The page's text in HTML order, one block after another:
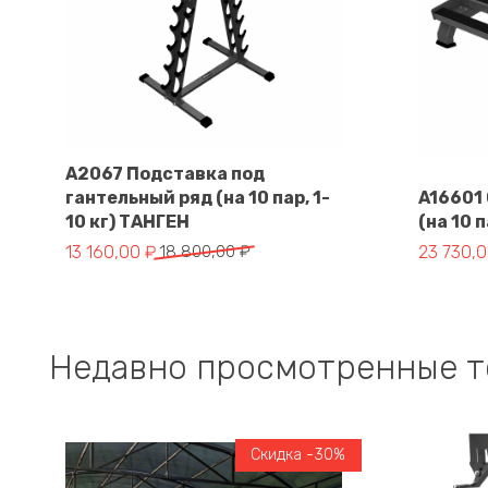
В корзину
A2067 Подставка под
гантельный ряд (на 10 пар, 1-
10 кг) ТАНГЕН
18 800,00₽
Первоначальная цена составляла 18 800,00 ₽.
13 160,00 ₽
Текущая цена: 13 160,00 ₽.
(на 10
23
Недавно просмотренные
Скидка -30%